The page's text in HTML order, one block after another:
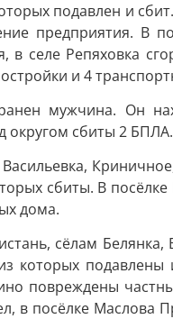
подавлен и
предприятия. В
в селе Репяховка
и 4
мужчина. Он
округом сбиты 2 БПЛА.
сбиты. В
дома.
сёлам
которых
повреждены
в посёлке